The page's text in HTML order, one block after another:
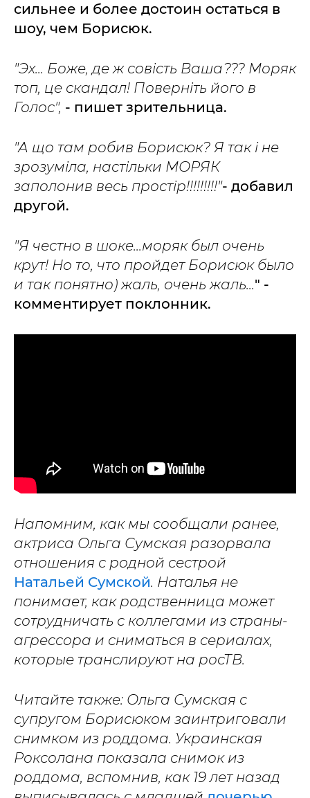
сильнее и более достоин остаться в
шоу, чем Борисюк.
"Эх... Боже, де ж совість Ваша??? Моряк
топ, це скандал! Поверніть його в
Голос", - пишет зрительница.
"А що там робив Борисюк? Я так і не
зрозуміла, настільки МОРЯК
заполонив весь простір!!!!!!!!!"- добавил
другой.
"Я честно в шоке...моряк был очень
крут! Но то, что пройдет Борисюк было
и так понятно) жаль, очень жаль..." -
комментирует поклонник.
Напомним, как мы сообщали ранее,
актриса Ольга Сумская разорвала
отношения с родной сестрой
Натальей Сумской. Наталья не
понимает, как родственница может
сотрудничать с коллегами из страны-
агрессора и сниматься в сериалах,
которые транслируют на росТВ.
Читайте также: Ольга Сумская с
супругом Борисюком заинтриговали
снимком из роддома. Украинская
Роксолана показала снимок из
роддома, вспомнив, как 19 лет назад